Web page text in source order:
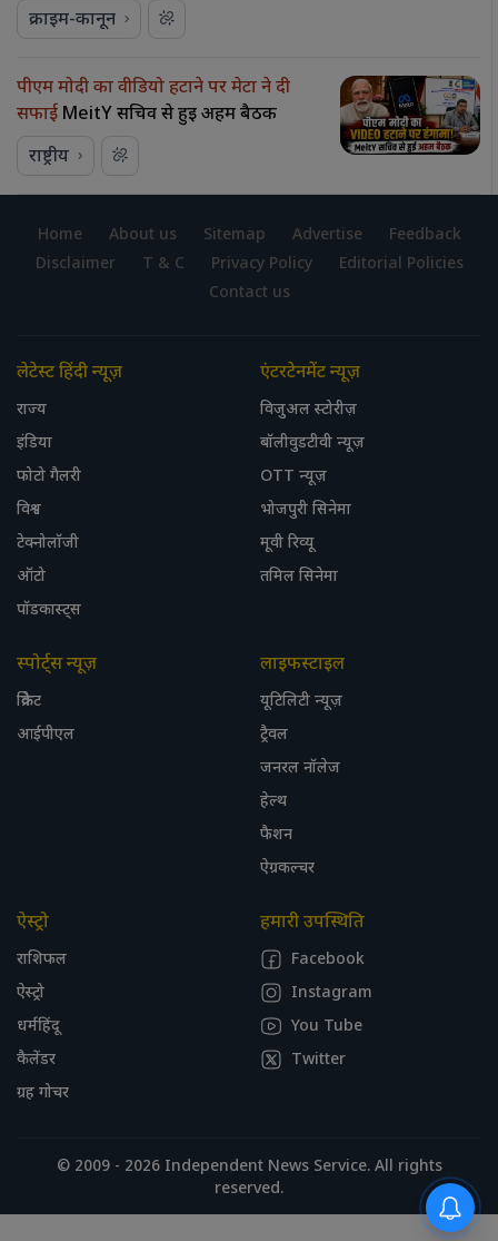
क्राइम-कानून
पीएम मोदी का वीडियो हटाने पर मेटा ने दी
सफाई MeitY सचिव से हुई अहम बैठक
राष्ट्रीय
Home About us Sitemap Advertise
Feedback
Disclaimer
T & C Privacy Policy
Editorial Policies
Contact us
लेटेस्ट हिंदी न्यूज़
राज्य
इंडिया
फोटो गैलरी
विश्व
टेक्नोलॉजी
ऑटो
पॉडकास्ट्स
एंटरटेनमेंट न्यूज़
विजुअल स्टोरीज़
बॉलीवुडटीवी न्यूज़
OTT न्यूज़
भोजपुरी सिनेमा
मूवी रिव्यू
तमिल सिनेमा
स्पोर्ट्स न्यूज़
क्रिकेट
आईपीएल
लाइफस्टाइल
यूटिलिटी न्यूज़
ट्रैवल
जनरल नॉलेज
हेल्थ
फैशन
ऐग्रकल्चर
ऐस्ट्रो
राशिफल
ऐस्ट्रो
धर्महिंदू
कैलेंडर
ग्रह गोचर
हमारी उपस्थिति
Facebook
Instagram
You Tube
Twitter
© 2009 - 2026 Independent News Service. All rights
reserved.